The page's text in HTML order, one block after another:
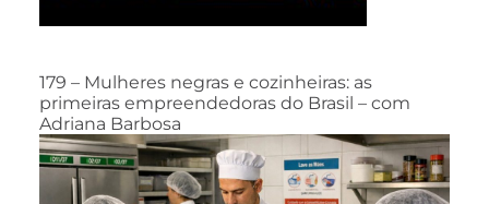
179 – Mulheres negras e cozinheiras: as
primeiras empreendedoras do Brasil – com
Adriana Barbosa